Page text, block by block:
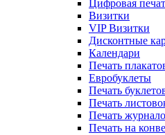
Цифровая
Визитки
VIP Визитки
Дисконтные
Календари
Печать
Евробуклеты
Печать
Печать
Печать
Печать на